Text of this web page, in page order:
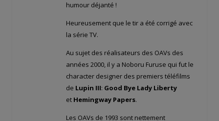
humour déjanté !
Heureusement que le tir a été corrigé avec
la série TV.
Au sujet des réalisateurs des OAVs des
années 2000, il y a Noboru Furuse qui fut le
character designer des premiers téléfilms
de Lupin III: Good Bye Lady Liberty
et Hemingway Papers.
Les OAVs de 1993 sont nettement